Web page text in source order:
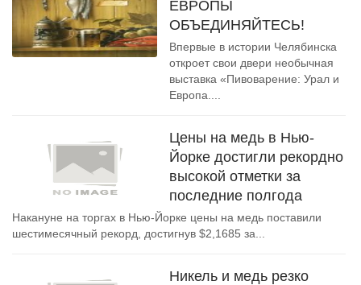
ЕВРОПЫ
ОБЪЕДИНЯЙТЕСЬ!
Впервые в истории Челябинска
откроет свои двери необычная
выставка «Пивоварение: Урал и
Европа....
Цены на медь в Нью-
Йорке достигли рекордно
высокой отметки за
последние полгода
Накануне на торгах в Нью-Йорке цены на медь поставили
шестимесячный рекорд, достигнув $2,1685 за...
Никель и медь резко